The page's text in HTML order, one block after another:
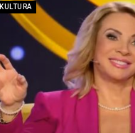
KULTURA